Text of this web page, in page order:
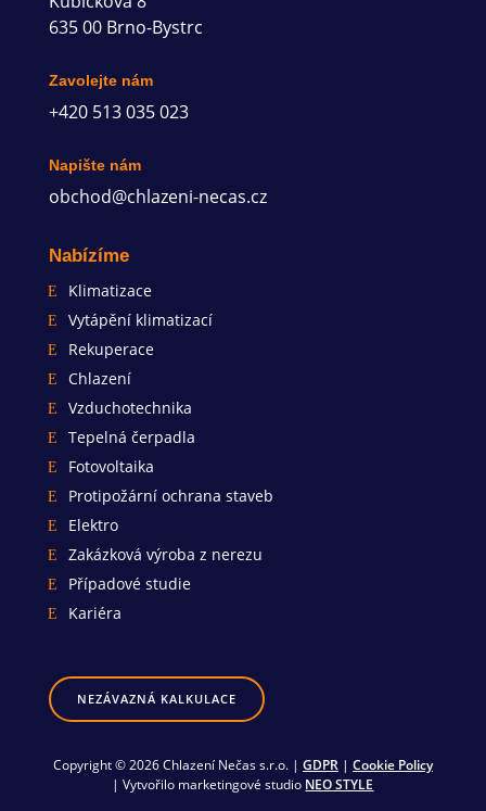
635 00 Brno-Bystrc
Zavolejte nám
+420 513 035 023
Napište nám
obchod@chlazeni-necas.cz
Nabízíme
Klimatizace
Vytápění klimatizací
Rekuperace
Chlazení
Vzduchotechnika
Tepelná čerpadla
Fotovoltaika
Protipožární ochrana staveb
Elektro
Zakázková výroba z nerezu
Případové studie
Kariéra
NEZÁVAZNÁ KALKULACE
Copyright © 2026 Chlazení Nečas s.r.o. | GDPR| Cookie Policy
| Vytvořilo marketingové studio NEO STYLE